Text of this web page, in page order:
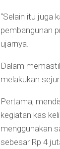
“Selain itu juga
pembangunan
ujarnya.
Dalam
melakukan
Pertama,
kegiatan kas
menggunakan
sebesar Rp 4